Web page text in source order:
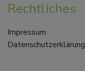
Rechtliches
Impressum
Datenschutzerklärung